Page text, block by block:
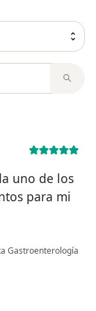
uno de los
para mi
Gastroenterología